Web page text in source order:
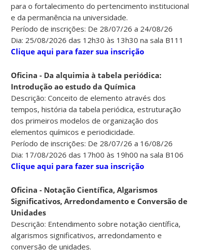
para o fortalecimento do pertencimento institucional
e da permanência na universidade.
Período de inscrições: De 28/07/26 a 24/08/26
Dia: 25/08/2026 das 12h30 às 13h30 na sala B111
Clique aqui para fazer sua inscrição
Oficina - Da alquimia à tabela periódica:
Introdução ao estudo da Química
Descrição: Conceito de elemento através dos
tempos, história da tabela periódica, estruturação
dos primeiros modelos de organização dos
elementos químicos e periodicidade.
Período de inscrições: De 28/07/26 a 16/08/26
Dia: 17/08/2026 das 17h00 às 19h00 na sala B106
Clique aqui para fazer sua inscrição
Oficina - Notação Científica, Algarismos
Significativos, Arredondamento e Conversão de
Unidades
Descrição: Entendimento sobre notação científica,
algarismos significativos, arredondamento e
conversão de unidades.